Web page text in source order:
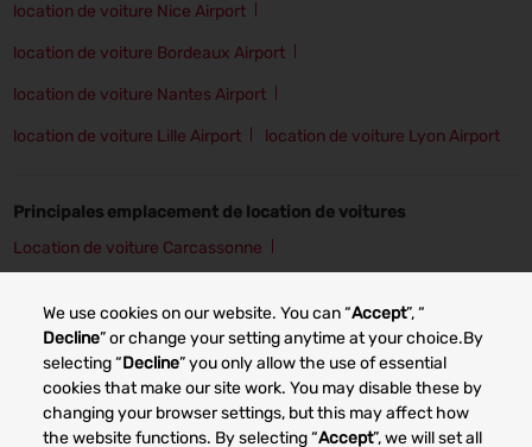
We use cookies on our website. You can “Accept”, “
Decline” or change your setting anytime at your choice.By
selecting “Decline” you only allow the use of essential
cookies that make our site work. You may disable these by
changing your browser settings, but this may affect how
the website functions. By selecting “Accept”, we will set all
location de voiture Nice Airport
location de voiture Bordeaux Airport
location de voiture Nantes Airport
location de voiture Lille Airport location de voiture Lyon Airport
Principales emplacement de location de voitures
Location de voiture Carcassonne
Location de voiture Angers Location de voiture Lille
Location de voiture Lyon Location de voiture Nancy
Location de voiture Bordeaux